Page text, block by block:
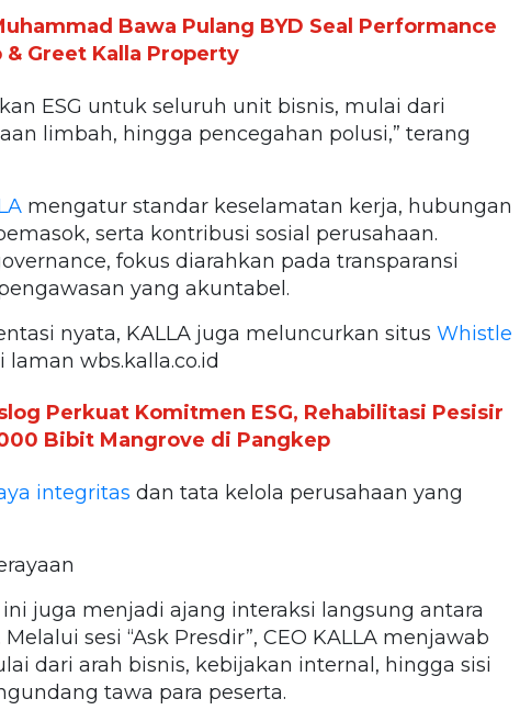
Bawa Pulang BYD Seal Performance
Greet Kalla Property
ESG untuk seluruh unit bisnis, mulai dari
limbah, hingga pencegahan polusi,” terang
mengatur standar keselamatan kerja, hubungan
serta kontribusi sosial perusahaan.
fokus diarahkan pada transparansi
yang akuntabel.
nyata, KALLA juga meluncurkan situs Whistle
laman wbs.kalla.co.id
Perkuat Komitmen ESG, Rehabilitasi Pesisir
Bibit Mangrove di Pangkep
integritas dan tata kelola perusahaan yang
juga menjadi ajang interaksi langsung antara
sesi “Ask Presdir”, CEO KALLA menjawab
dari arah bisnis, kebijakan internal, hingga sisi
tawa para peserta.